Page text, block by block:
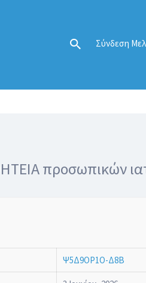
Σύνδεση
προσωπικών
Ψ5Δ9ΟΡ1Ο-Δ8Β